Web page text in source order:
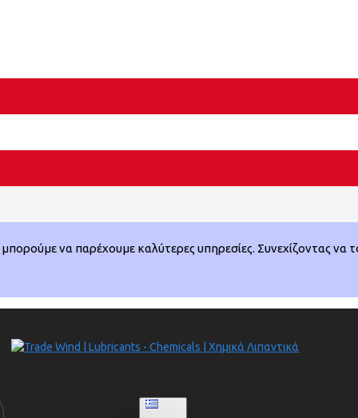
να παρέχουμε καλύτερες υπηρεσίες. Συνεχίζοντας να